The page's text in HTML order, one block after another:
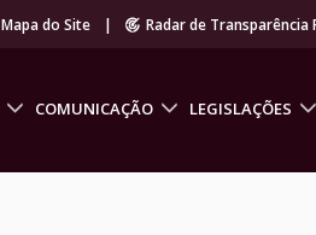
Mapa do Site | Radar de Transparência
COMUNICAÇÃO LEGISLAÇÕES